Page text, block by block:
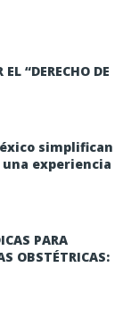
“DERECHO DE
simplifican
experiencia
PARA
OBSTÉTRICAS: